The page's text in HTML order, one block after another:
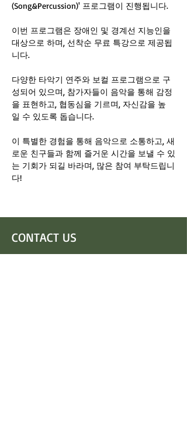
(Song&Percussion)' 프로그램이 진행됩니다.
이번 프로그램은 장애인 및 경계선 지능인을
대상으로 하며, 선착순 무료 특강으로 제공됩
니다.
다양한 타악기 연주와 보컬 프로그램으로 구
성되어 있으며, 참가자들이 음악을 통해 감정
을 표현하고, 협동심을 기르며, 자신감을 높
일 수 있도록 돕습니다.
이 특별한 경험을 통해 음악으로 소통하고, 새
로운 친구들과 함께 즐거운 시간을 보낼 수 있
는 기회가 되길 바라며, 많은 참여 부탁드립니
다!
CONTACT US